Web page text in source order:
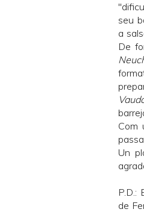
seu
a
De
Com
Un
P.D.:
de